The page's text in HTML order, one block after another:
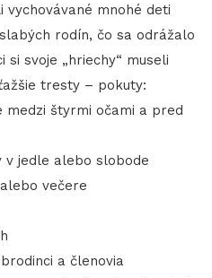
vychovávané mnohé deti
rodín, čo sa odrážalo
si svoje „hriechy“ museli
tresty – pokuty:
medzi štyrmi očami a pred
v jedle alebo slobode
večere
a členovia